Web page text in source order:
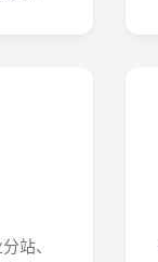
站、